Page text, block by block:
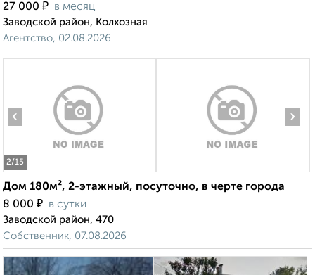
27 000 ₽ в месяц
Заводской район, Колхозная
Агентство, 02.08.2026
2/15
‹ ›
Дом 180м², 2-этажный, посуточно, в черте города
8 000 ₽ в сутки
Заводской район, 470
Собственник, 07.08.2026